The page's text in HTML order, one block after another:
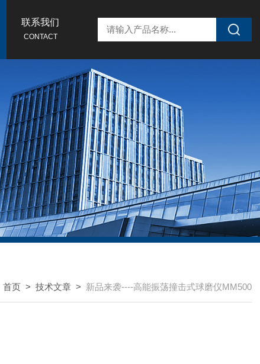
联系我们
CONTACT
首页 > 技术文章 > 新品来袭----高能振荡撞击式球磨仪MM500